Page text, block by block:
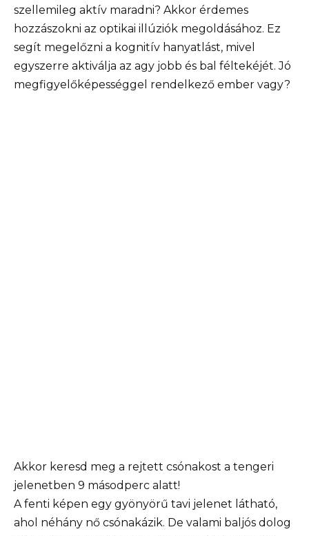
szellemileg aktív maradni? Akkor érdemes
hozzászokni az optikai illúziók megoldásához. Ez
segít megelőzni a kognitív hanyatlást, mivel
egyszerre aktiválja az agy jobb és bal féltekéjét. Jó
megfigyelőképességgel rendelkező ember vagy?
Akkor keresd meg a rejtett csónakost a tengeri
jelenetben 9 másodperc alatt!
A fenti képen egy gyönyörű tavi jelenet látható,
ahol néhány nő csónakázik. De valami baljós dolog